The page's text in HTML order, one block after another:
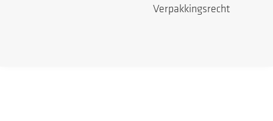
Verpakkingsrecht